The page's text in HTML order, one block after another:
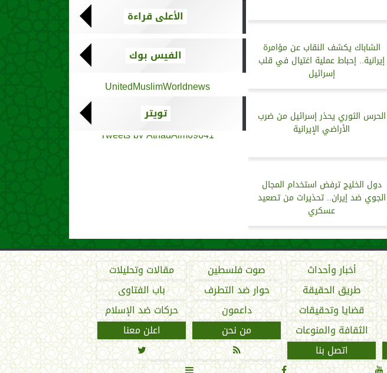
الشاباك يكشف النقاب عن مؤامرة
إيرانية.. إحباط عملية اغتيال في قلب
إسرائيل
الحرس الثوري يحذر إسرائيل من ضرب
الأراضي الإيرانية
دول الخليج ترفض استخدام المجال
الجوي ضد إيران.. تحذيرات من تصعيد
عسكري
الأعلى قراءة
الفيس بوك
UnitedMuslimWorldnews
تويتر
Tweets by AthadAlm69641
أخبار وأحداث صوت فلسطين
مقالات وتحليلات
طريق الحقيقة حوار ضد التطرف
باب الفتاوى
قضايا وتحقيقات داعمون
حركات ضد الإسلام
الثقافة والمنوعات من نحن
اعلن معنا
اتصل بنا 
